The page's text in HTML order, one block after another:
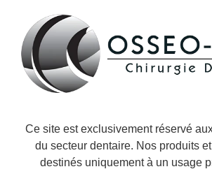
DÉTAILS DU PRODUIT
Marque
Références spécifiques
EAN-13
0000000000042
Ce site est exclusivement réservé
du secteur dentaire. Nos produits
destinés uniquement à un usage